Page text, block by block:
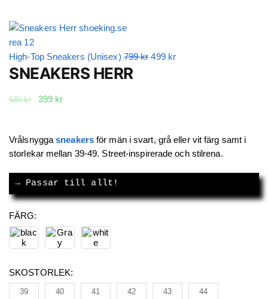
High-Top Sneakers (Unisex) 799kr Det
499 krDet
SNEAKERS HERR
649kr
Det
var:
649 kr.
399 krDet
är:
399 kr.
Vrålsnyggasneakersför män i svart, grå eller vit färg samt i
storlekar mellan 39-49. Street-inspirerade och stilrena.
→ Passar till allt!
FÄRG:
SKOSTORLEK:
39 40 41 42 43 44